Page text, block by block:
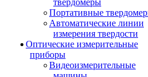
твердомеры
Портативные
Автоматические линии
измерения твердости
Оптические измерительные
приборы
Видеоизмерительные